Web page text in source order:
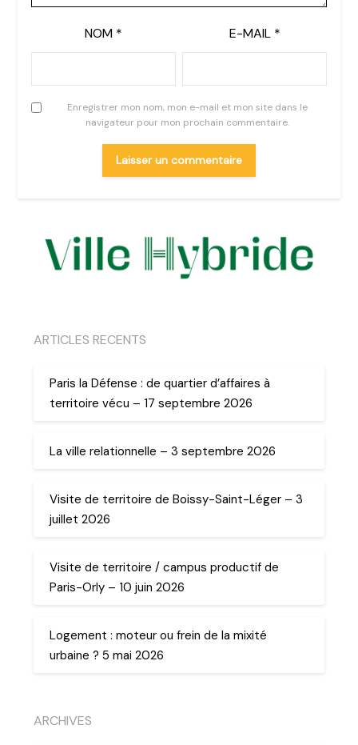
NOM * E-MAIL *
Enregistrer mon nom, mon e-mail et mon site dans le
navigateur pour mon prochain commentaire.
ARTICLES RECENTS
Paris la Défense : de quartier d’affaires à
territoire vécu – 17 septembre 2026
La ville relationnelle – 3 septembre 2026
Visite de territoire de Boissy-Saint-Léger – 3
juillet 2026
Visite de territoire / campus productif de
Paris-Orly – 10 juin 2026
Logement : moteur ou frein de la mixité
urbaine ? 5 mai 2026
ARCHIVES